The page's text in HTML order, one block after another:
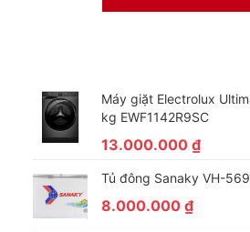
Máy giặt Electrolux
kg EWF1142R9SC
13.000.000 ₫
Tủ đông Sanaky VH-
8.000.000 ₫